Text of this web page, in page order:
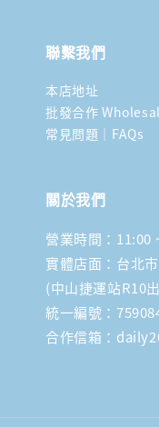
聯繫我們
本店地址
批發合作
常見問題｜FAQs
關於我們
營業時間：11:00
實體店面：台北
(中山捷運站R10
統一編號：
合作信箱：